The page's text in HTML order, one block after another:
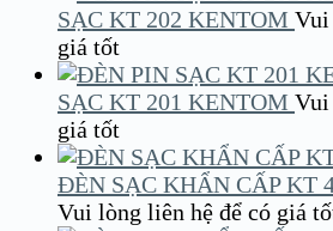
SẠC KT 202 KENTOM Vui
giá tốt
SẠC KT 201 KENTOM Vui
giá tốt
ĐÈN SẠC KHẨN CẤP KT
Vui lòng liên hệ để có giá